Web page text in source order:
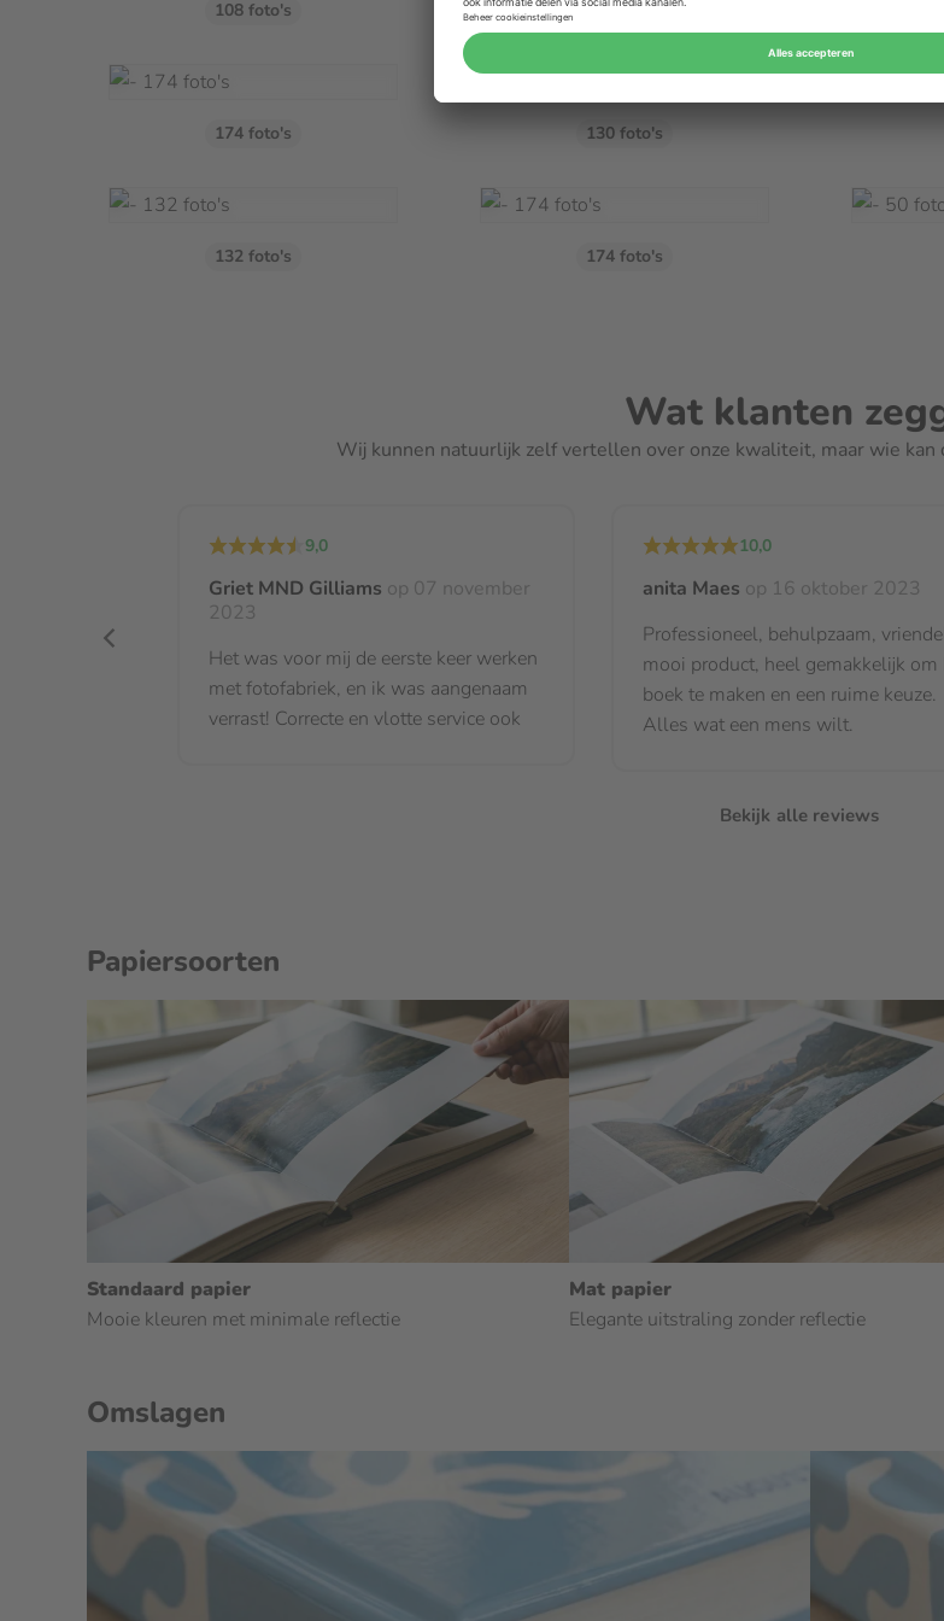
€ 10,00
van vastleggen. Dit kan door de tekst op de cover van je fotoboek in gouden letters te
uitstraling en maakt je boek écht speciaal. Voeg de gouden tekst gemakkelijk toe in de
laten controleren. Indien er bij deze extra controle fouten door ons worden ontdekt, dan
word je hiervan op de hoogte gesteld zodat je deze kan wijzigen voordat wij deze in
Kwaliteit van de omslag
Uitlijning van teksten en foto's
Helderheid van foto's
Let op: wij controleren niet op typfouten en de kwaliteit van foto's. Wij kunnen de
bestanden niet aanpassen.
Dit product wordt standaard voorzien van een barcode. Deze barcode zorgt er o.a. voor dat
Dit product cadeau geven? Laat het product inpakken voor slechts € 1,99.
108 foto's 50 foto's
174 foto's 130 foto's
132 foto's 174 foto's
Wat klanten
Wij kunnen natuurlijk zelf vertellen over onze kwaliteit, maar wie
9,0
Griet MND Gilliams op 07 november
2023
Het was voor mij de eerste keer werken
met fotofabriek, en ik was aangenaam
verrast! Correcte en vlotte service ook
10,0
anita Maes op 16 oktober 2023
Professioneel, behulpzaam,
mooi product, heel gemakkelijk om
boek te maken en een ruime keuze.
Alles wat een mens wilt.
Bekijk alle reviews
Papiersoorten
Standaard papier
Mooie kleuren met minimale reflectie
Mat papier
Elegante uitstraling zonder reflectie
Omslagen